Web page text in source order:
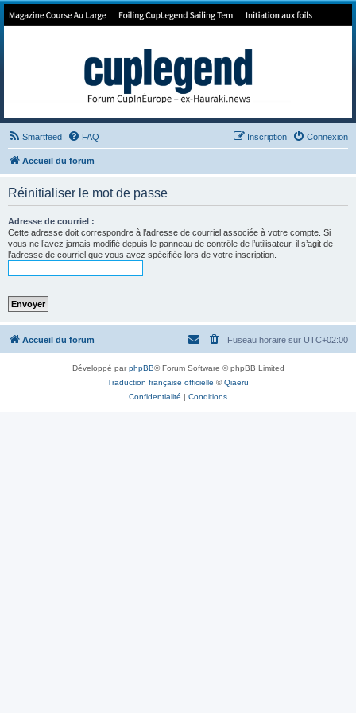
Forum de Cup In Europe
Smartfeed FAQ Connexion
Inscription
Accueil du forum
Réinitialiser le mot de passe
Adresse de courriel :
Cette adresse doit correspondre à l’adresse de courriel associée à votre compte. Si
vous ne l’avez jamais modifié depuis le panneau de contrôle de l’utilisateur, il s’agit de
l’adresse de courriel que vous avez spécifiée lors de votre inscription.
Accueil du forum Fuseau horaire sur UTC+02:00
Développé parphpBB® Forum Software © phpBB Limited
Traduction française officielle ©Qiaeru
Confidentialité
Conditions